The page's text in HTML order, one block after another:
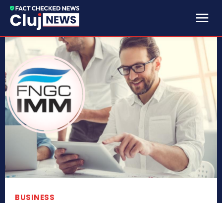
BUSINESS